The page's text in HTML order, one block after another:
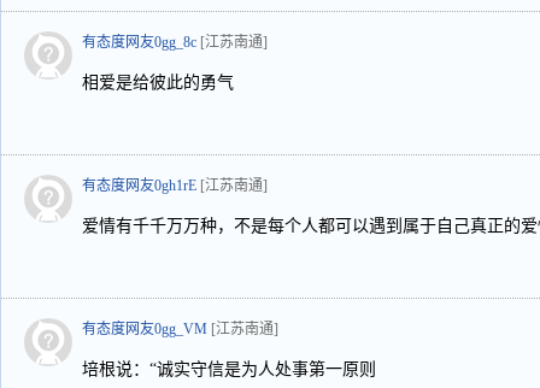
有态度网友0gg_8c [江苏南通]
相爱是给彼此的勇气
有态度网友0gh1rE [江苏南通]
爱情有千千万万种，不是每个人都可以遇到属于自己真正的
有态度网友0gg_VM [江苏南通]
培根说：“诚实守信是为人处事第一原则